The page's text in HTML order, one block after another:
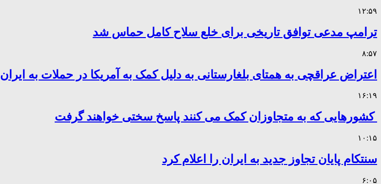
۱۲:۵۹
ترامپ مدعی توافق تاریخی برای خلع سلاح کامل حماس شد
۸:۵۷
اعتراض عراقچی به همتای بلغارستانی به دلیل کمک به آمریکا در حملات به ایران
۱۶:۱۹
کشورهایی که به متجاوزان کمک می کنند پاسخ سختی خواهند گرفت
۱۰:۱۵
سنتکام پایان تجاوز جدید به ایران را اعلام کرد
۶:۰۵